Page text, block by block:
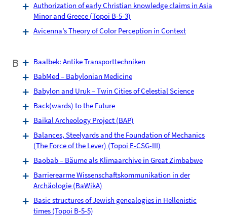
Authorization of early Christian knowledge claims in Asia
Minor and Greece (Topoi B-5-3)
Avicenna’s Theory of Color Perception in Context
B
Baalbek: Antike Transporttechniken
BabMed – Babylonian Medicine
Babylon and Uruk – Twin Cities of Celestial Science
Back(wards) to the Future
Baikal Archeology Project (BAP)
Balances, Steelyards and the Foundation of Mechanics
(The Force of the Lever) (Topoi E-CSG-III)
Baobab – Bäume als Klimaarchive in Great Zimbabwe
Barrierearme Wissenschaftskommunikation in der
Archäologie (BaWikA)
Basic structures of Jewish genealogies in Hellenistic
times (Topoi B-5-5)